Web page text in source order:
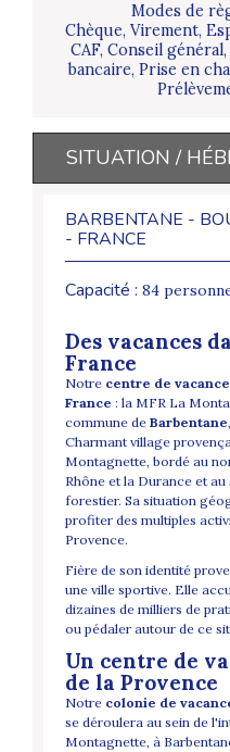
Modes de
Chèque, Virement,
CAF, Conseil
bancaire, Prise en
SITUATION /
BARBENTANE -
- FRANCE
Capacité : 84
Des vacances
France
Notre centre de
France : la MFR La
commune de Barbentane
Charmant village
Montagnette, bordé au
Rhône et la Durance et
forestier. Sa situation
profiter des multiples
Provence.
Fière de son identité
une ville sportive. Elle
dizaines de milliers de
ou pédaler autour de ce
Un centre de
de la Provence
Notre colonie de
se déroulera au sein de
Montagnette, à